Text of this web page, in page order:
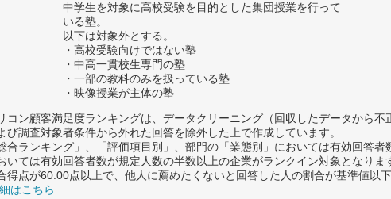
中学生を対象に高校受験を目的とした集団授業を行って
いる塾。
以下は対象外とする。
・高校受験向けではない塾
・中高一貫校生専門の塾
・一部の教科のみを扱っている塾
・映像授業が主体の塾
コン顧客満足度ランキングは、データクリーニング（回収したデータから不
調査対象者条件から外れた回答を除外した上で作成しています。
合ランキング」、「評価項目別」、部門の「業態別」においては有効回答
いては有効回答者数が規定人数の半数以上の企業がランクイン対象となりま
得点が60.00点以上で、他人に薦めたくないと回答した人の割合が基準値以
はこちら